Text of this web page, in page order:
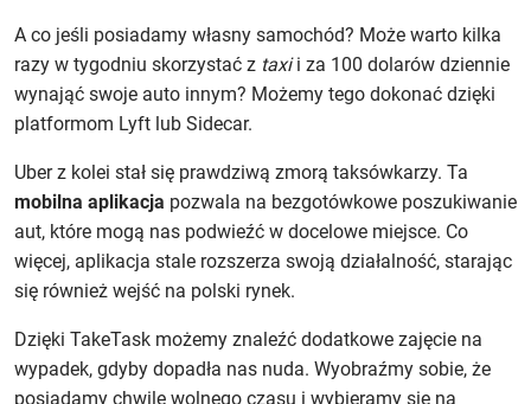
A co jeśli posiadamy własny samochód? Może warto kilka
razy w tygodniu skorzystać z taxii za 100 dolarów dziennie
wynająć swoje auto innym? Możemy tego dokonać dzięki
platformom Lyft lub Sidecar.
Uber z kolei stał się prawdziwą zmorą taksówkarzy. Ta
mobilna aplikacja pozwala na bezgotówkowe poszukiwanie
aut, które mogą nas podwieźć w docelowe miejsce. Co
więcej, aplikacja stale rozszerza swoją działalność, starając
się również wejść na polski rynek.
Dzięki TakeTask możemy znaleźć dodatkowe zajęcie na
wypadek, gdyby dopadła nas nuda. Wyobraźmy sobie, że
posiadamy chwilę wolnego czasu i wybieramy się na